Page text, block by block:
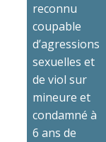
reconnu
coupable
d’agressions
sexuelles et
de viol sur
mineure et
condamné à
6 ans de